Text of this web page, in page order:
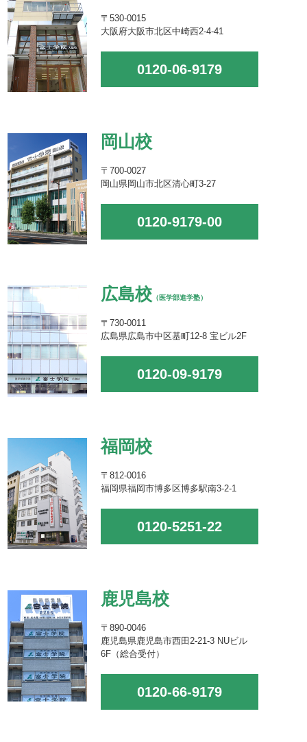
〒530-0015
大阪府大阪市北区中崎西2-4-41
0120-06-9179
岡山校
〒700-0027
岡山県岡山市北区清心町3-27
0120-9179-00
広島校 （医学部進学塾）
〒730-0011
広島県広島市中区基町12-8 宝ビル2F
0120-09-9179
福岡校
〒812-0016
福岡県福岡市博多区博多駅南3-2-1
0120-5251-22
鹿児島校
〒890-0046
鹿児島県鹿児島市西田2-21-3 NUビル
6F（総合受付）
0120-66-9179